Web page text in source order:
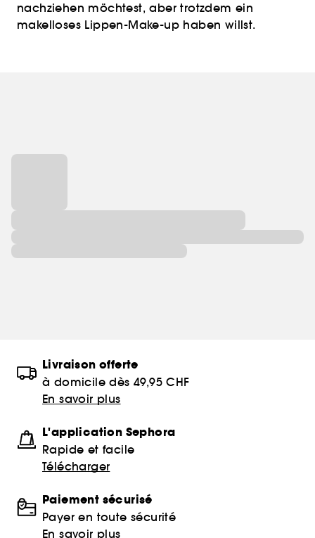
nachziehen möchtest, aber trotzdem ein
makelloses Lippen-Make-up haben willst.
Livraison offerte
à domicile dès 49,95 CHF
En savoir plus
L'application Sephora
Rapide et facile
Télécharger
Paiement sécurisé
Payer en toute sécurité
En savoir plus